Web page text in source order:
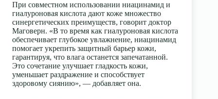
При совместном использовании ниацинамид и
гиалуроновая кислота дают коже множество
синергетических преимуществ, говорит доктор
Маговерн. «В то время как гиалуроновая кислота
обеспечивает глубокое увлажнение, ниацинамид
помогает укрепить защитный барьер кожи,
гарантируя, что влага останется запечатанной.
Это сочетание улучшает гладкость кожи,
уменьшает раздражение и способствует
здоровому сиянию», — добавляет она.